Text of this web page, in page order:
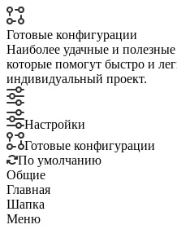
Готовые конфигурации
Наиболее удачные и
которые помогут быстро и
индивидуальный проект.
Настройки
Готовые конфигурации
По умолчанию
Общие
Главная
Шапка
Меню